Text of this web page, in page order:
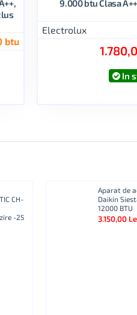
btu
Electrolux
9.000 btu Clasa
In
CH-
-25
Aparat de
Daikin
12000 BTU
3.150,00